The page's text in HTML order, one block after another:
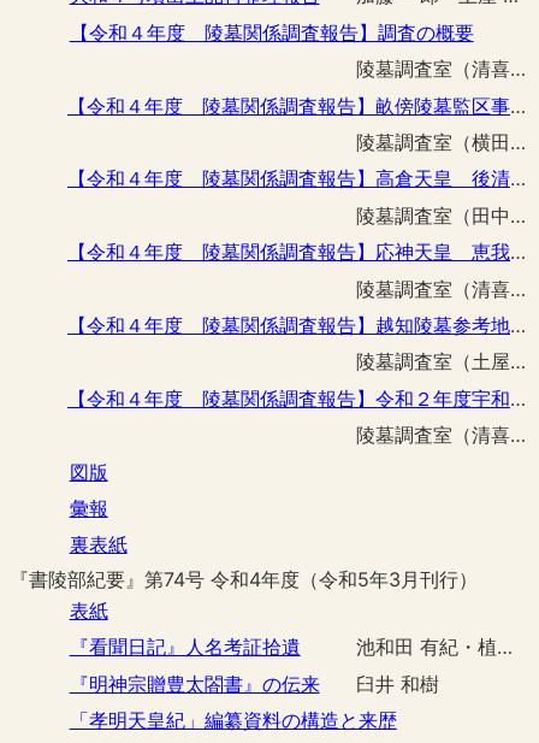
【令和４年度 陵墓関係調査報告】調査の概要
陵墓調査室（清喜 裕二）
【令和４年度 陵墓関係調査報告】畝傍陵墓監区事務所建替工事予定区域事前調査
陵墓調査室（横田 真吾 田中 詢弥）
【令和４年度 陵墓関係調査報告】高倉天皇 後清閑寺料斜面地崩落復旧工事に伴う立会調査
陵墓調査室（田中 詢弥）
【令和４年度 陵墓関係調査報告】応神天皇 恵我藻伏崗陵の採集品
陵墓調査室（清喜 裕二）
【令和４年度 陵墓関係調査報告】越知陵墓参考地駒形制札改築工事に伴う立会調査
陵墓調査室（土屋 隆史）
【令和４年度 陵墓関係調査報告】令和２年度宇和奈辺陵墓参考地整備工事予定区域事前調査時の採集品
陵墓調査室（清喜 裕二 田中 詢弥）
図版
彙報
裏表紙
『書陵部紀要』第74号 令和4年度（令和5年3月刊行）
表紙
『看聞日記』人名考証拾遺
池和田 有紀・植田 真平
『明神宗贈豊太閤書』の伝来
臼井 和樹
「孝明天皇紀」編纂資料の構造と来歴